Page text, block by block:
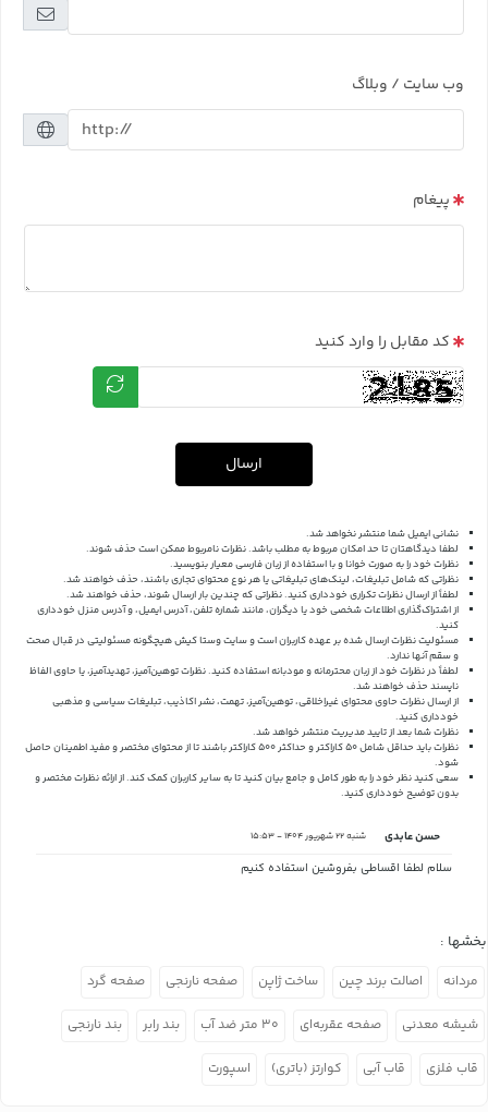
وب سایت / وبلاگ
پیغام
کد مقابل را وارد کنید
ارسال
نشانی ایمیل شما منتشر نخواهد شد.
لطفا دیدگاهتان تا حد امکان مربوط به مطلب باشد. نظرات نامربوط ممکن است حذف شوند.
نظرات خود را به صورت خوانا و با استفاده از زبان فارسی معیار بنویسید.
نظراتی که شامل تبلیغات، لینک‌های تبلیغاتی یا هر نوع محتوای تجاری باشند، حذف خواهند شد.
لطفاً از ارسال نظرات تکراری خودداری کنید. نظراتی که چندین بار ارسال شوند، حذف خواهند شد.
از اشتراک‌گذاری اطلاعات شخصی خود یا دیگران، مانند شماره تلفن، آدرس ایمیل، و آدرس منزل خودداری
کنید.
مسئولیت نظرات ارسال شده بر عهده کاربران است و سایت وستا کیش هیچگونه مسئولیتی در قبال صحت
و سقم آنها ندارد.
لطفاً در نظرات خود از زبان محترمانه و مودبانه استفاده کنید. نظرات توهین‌آمیز، تهدیدآمیز، یا حاوی الفاظ
ناپسند حذف خواهند شد.
از ارسال نظرات حاوی محتوای غیراخلاقی، توهین‌آمیز، تهمت، نشر اکاذیب، تبلیغات سیاسی و مذهبی
خودداری کنید.
نظرات شما بعد از تایید مدیریت منتشر خواهد شد.
نظرات باید حداقل شامل 50 کاراکتر و حداکثر 500 کاراکتر باشند تا از محتوای مختصر و مفید اطمینان حاصل
شود.
سعی کنید نظر خود را به طور کامل و جامع بیان کنید تا به سایر کاربران کمک کند.از ارائه نظرات مختصر و
بدون توضیح خودداری کنید.
حسن عابدی شنبه 22 شهریور 1404 - 15:53
سلام لطفا اقساطی بفروشین استفاده کنیم
بخشها :
مردانه اصالت برند چین ساخت ژاپن صفحه نارنجی صفحه گرد
شیشه معدنی صفحه عقربه‌ای ۳۰ متر ضد آب بند رابر بند نارنجی
قاب فلزی قاب آبی کوارتز (باتری) اسپورت